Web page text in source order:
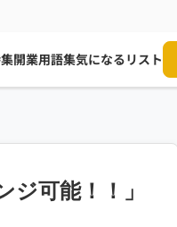
開業用語集気になるリスト
可能！！」